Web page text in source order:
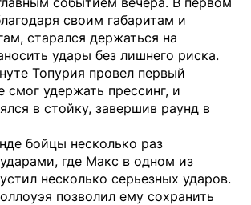
своим габаритам и
старался держаться на
удары без лишнего риска.
Топурия провел первый
смог удержать прессинг, и
в стойку, завершив раунд в
бойцы несколько раз
где Макс в одном из
несколько серьезных ударов.
позволил ему сохранить